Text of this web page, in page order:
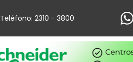
Teléfono: 2310 - 3800